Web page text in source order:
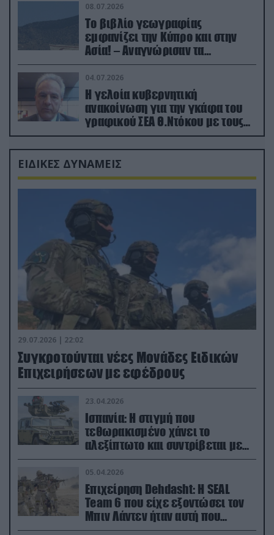
08.07.2026
Το βιβλίο γεωγραφίας
εμφανίζει την Κύπρο και στην
Ασία! – Αναγνώρισαν τα
κατεχόμενα; (φωτο)
04.07.2026
Η γελοία κυβερνητική
ανακοίνωση για την γκάφα του
γραφικού ΣΕΑ Θ.Ντόκου με τους
Ρώσους φαρσέρ
ΕΙΔΙΚΕΣ ΔΥΝΑΜΕΙΣ
29.07.2026 | 22:02
Συγκροτούνται νέες Μονάδες Ειδικών
Επιχειρήσεων με εφέδρους
23.04.2026
Ισπανία: Η στιγμή που
τεθωρακισμένο χάνει το
αλεξίπτωτο και συντρίβεται με
ορμή στο έδαφος (βίντεο)
05.04.2026
Επιχείρηση Dehdasht: Η SEAL
Team 6 που είχε εξοντώσει τον
Μπιν Λάντεν ήταν αυτή που
διέσωσε τον πιλότο του F-15